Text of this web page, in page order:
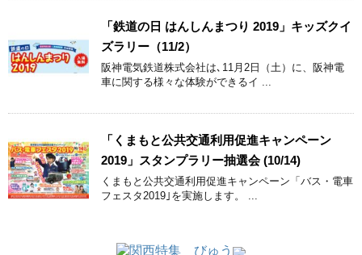
「鉄道の日 はんしんまつり 2019」キッズクイ
ズラリー（11/2）
阪神電気鉄道株式会社は､11月2日（土）に、阪神電
車に関する様々な体験ができるイ ...
「くまもと公共交通利用促進キャンペーン
2019」スタンプラリー抽選会 (10/14)
くまもと公共交通利用促進キャンペーン「バス・電車
フェスタ2019｣を実施します。 ...